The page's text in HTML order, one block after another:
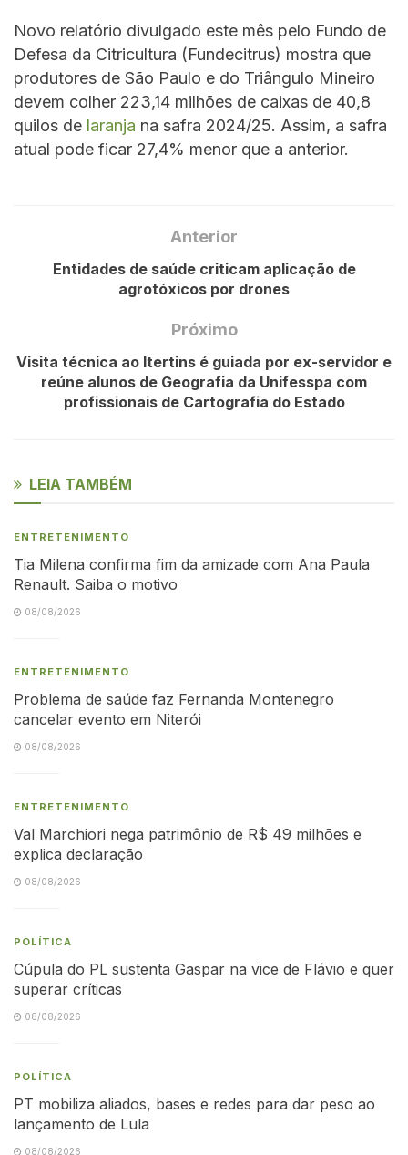
Novo relatório divulgado este mês pelo Fundo de
Defesa da Citricultura (Fundecitrus) mostra que
produtores de São Paulo e do Triângulo Mineiro
devem colher 223,14 milhões de caixas de 40,8
quilos de laranja na safra 2024/25. Assim, a safra
atual pode ficar 27,4% menor que a anterior.
Anterior
Entidades de saúde criticam aplicação de
agrotóxicos por drones
Próximo
Visita técnica ao Itertins é guiada por ex-servidor e
reúne alunos de Geografia da Unifesspa com
profissionais de Cartografia do Estado
LEIA TAMBÉM
ENTRETENIMENTO
Tia Milena confirma fim da amizade com Ana Paula
Renault. Saiba o motivo
08/08/2026
ENTRETENIMENTO
Problema de saúde faz Fernanda Montenegro
cancelar evento em Niterói
08/08/2026
ENTRETENIMENTO
Val Marchiori nega patrimônio de R$ 49 milhões e
explica declaração
08/08/2026
POLÍTICA
Cúpula do PL sustenta Gaspar na vice de Flávio e quer
superar críticas
08/08/2026
POLÍTICA
PT mobiliza aliados, bases e redes para dar peso ao
lançamento de Lula
08/08/2026